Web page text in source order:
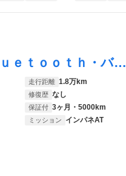
ノア Ｓ－Ｚ ・ナビ＆フルセグ・ＤＶＤ・Ｂｌｕｅｔｏｏｔｈ・バックカメラ・ハーフレザー・エアロＶｒ禁煙車の実走１３，９５０ｋｍ
走行距離 1.8万km
修復歴 なし
保証付 3ヶ月・5000km
ミッション インパネAT